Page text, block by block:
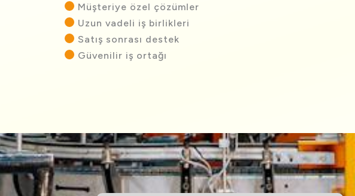
Müşteriye özel çözümler
Uzun vadeli iş birlikleri
Satış sonrası destek
Güvenilir iş ortağı